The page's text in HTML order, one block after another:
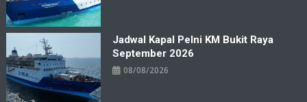
Jadwal Kapal Pelni KM Bukit Raya
September 2026
08/08/2026